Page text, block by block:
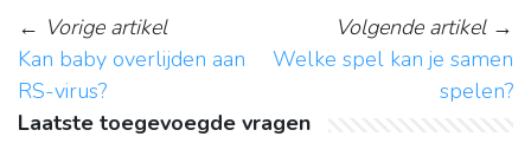
← Vorige artikel
Kan baby overlijden aan
RS-virus?
Volgende artikel→
Welke spel kan je samen
spelen?
Laatste toegevoegde vragen